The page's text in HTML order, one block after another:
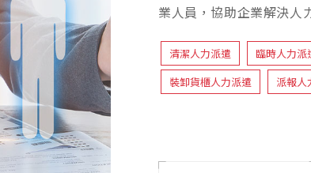
業人員，協助企業解決人
清潔人力派遣 臨時人力派
裝卸貨櫃人力派遣
派報人